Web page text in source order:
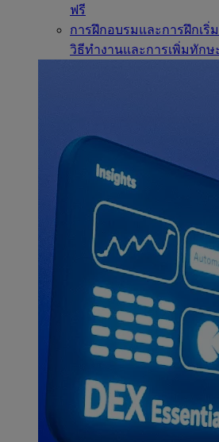
ฟรี
การฝึกอบรมและการฝึกเริ่
วิธีทำงานและการเพิ่มทักษ